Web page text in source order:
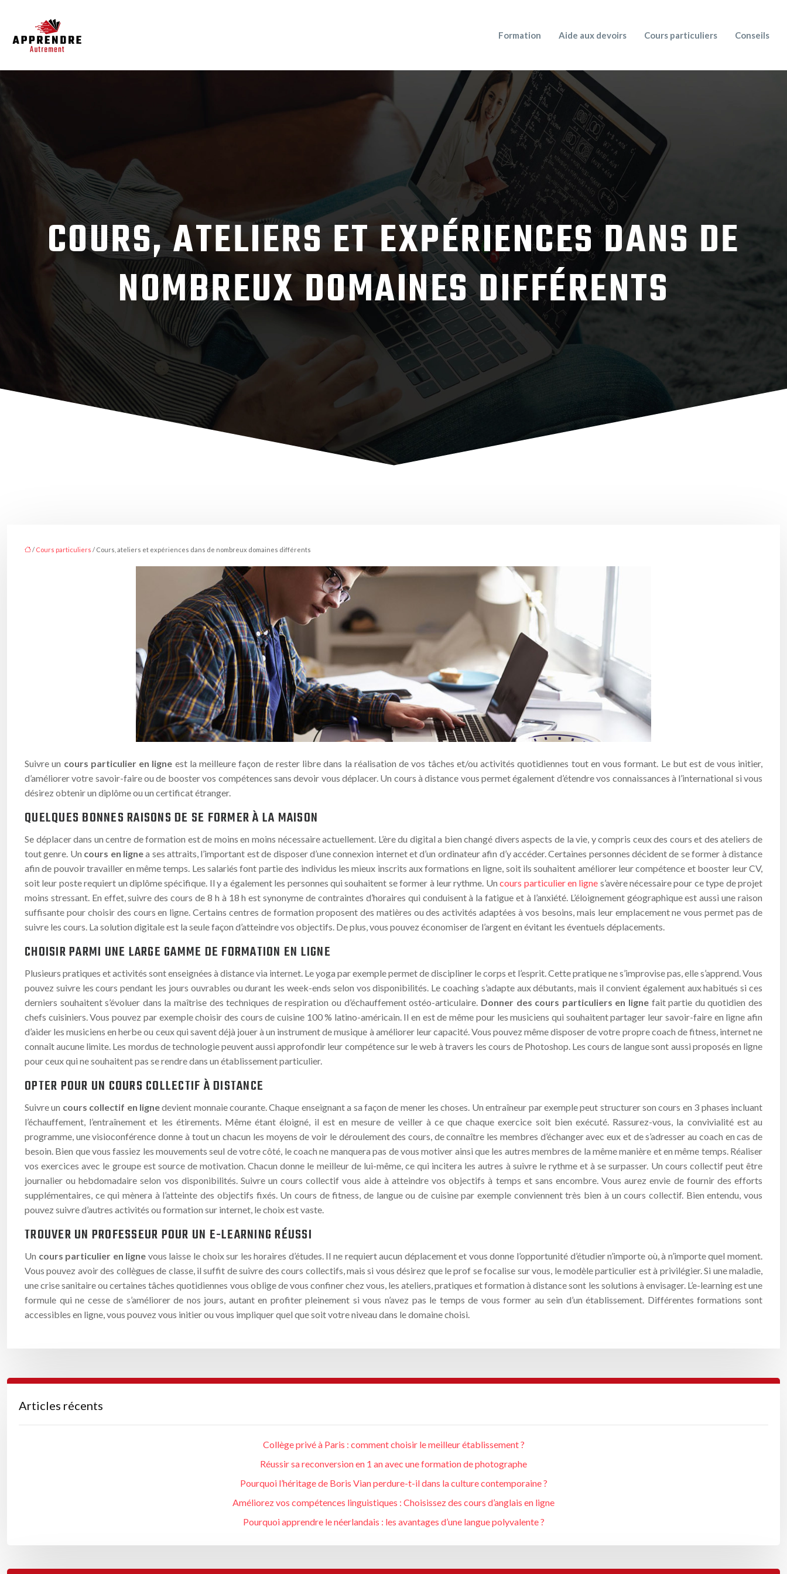
Formation Aide aux devoirs Cours particuliers Conseils
COURS, ATELIERS ET EXPÉRIENCES DANS DE
NOMBREUX DOMAINES DIFFÉRENTS
/ Cours particuliers / Cours, ateliers et expériences dans de nombreux domaines différents
Suivre un cours particulier en ligne est la meilleure façon de rester libre dans la réalisation de vos tâches et/ou activités quotidiennes tout en vous formant. Le but est de vous initier,
d’améliorer votre savoir-faire ou de booster vos compétences sans devoir vous déplacer. Un cours à distance vous permet également d’étendre vos connaissances à l’international si vous
désirez obtenir un diplôme ou un certificat étranger.
QUELQUES BONNES RAISONS DE SE FORMER À LA MAISON
Se déplacer dans un centre de formation est de moins en moins nécessaire actuellement. L’ère du digital a bien changé divers aspects de la vie, y compris ceux des cours et des ateliers de
tout genre. Un cours en lignea ses attraits, l’important est de disposer d’une connexion internet et d’un ordinateur afin d’y accéder. Certaines personnes décident de se former à distance
afin de pouvoir travailler en même temps. Les salariés font partie des individus les mieux inscrits aux formations en ligne, soit ils souhaitent améliorer leur compétence et booster leur CV,
soit leur poste requiert un diplôme spécifique. Il y a également les personnes qui souhaitent se former à leur rythme. Uncours particulier en ligne s’avère nécessaire pour ce type de projet
moins stressant. En effet, suivre des cours de 8 h à 18 h est synonyme de contraintes d’horaires qui conduisent à la fatigue et à l’anxiété. L’éloignement géographique est aussi une raison
suffisante pour choisir des cours en ligne. Certains centres de formation proposent des matières ou des activités adaptées à vos besoins, mais leur emplacement ne vous permet pas de
suivre les cours. La solution digitale est la seule façon d’atteindre vos objectifs. De plus, vous pouvez économiser de l’argent en évitant les éventuels déplacements.
CHOISIR PARMI UNE LARGE GAMME DE FORMATION EN LIGNE
Plusieurs pratiques et activités sont enseignées à distance via internet. Le yoga par exemple permet de discipliner le corps et l’esprit. Cette pratique ne s’improvise pas, elle s’apprend. Vous
pouvez suivre les cours pendant les jours ouvrables ou durant les week-ends selon vos disponibilités. Le coaching s’adapte aux débutants, mais il convient également aux habitués si ces
derniers souhaitent s’évoluer dans la maîtrise des techniques de respiration ou d’échauffement ostéo-articulaire. Donner des cours particuliers en lignefait partie du quotidien des
chefs cuisiniers. Vous pouvez par exemple choisir des cours de cuisine 100 % latino-américain. Il en est de même pour les musiciens qui souhaitent partager leur savoir-faire en ligne afin
d’aider les musiciens en herbe ou ceux qui savent déjà jouer à un instrument de musique à améliorer leur capacité. Vous pouvez même disposer de votre propre coach de fitness, internet ne
connaît aucune limite. Les mordus de technologie peuvent aussi approfondir leur compétence sur le web à travers les cours de Photoshop. Les cours de langue sont aussi proposés en ligne
pour ceux qui ne souhaitent pas se rendre dans un établissement particulier.
OPTER POUR UN COURS COLLECTIF À DISTANCE
Suivre un cours collectif en lignedevient monnaie courante. Chaque enseignant a sa façon de mener les choses. Un entraîneur par exemple peut structurer son cours en 3 phases incluant
l’échauffement, l’entraînement et les étirements. Même étant éloigné, il est en mesure de veiller à ce que chaque exercice soit bien exécuté. Rassurez-vous, la convivialité est au
programme, une visioconférence donne à tout un chacun les moyens de voir le déroulement des cours, de connaître les membres d’échanger avec eux et de s’adresser au coach en cas de
besoin. Bien que vous fassiez les mouvements seul de votre côté, le coach ne manquera pas de vous motiver ainsi que les autres membres de la même manière et en même temps. Réaliser
vos exercices avec le groupe est source de motivation. Chacun donne le meilleur de lui-même, ce qui incitera les autres à suivre le rythme et à se surpasser. Un cours collectif peut être
journalier ou hebdomadaire selon vos disponibilités. Suivre un cours collectif vous aide à atteindre vos objectifs à temps et sans encombre. Vous aurez envie de fournir des efforts
supplémentaires, ce qui mènera à l’atteinte des objectifs fixés. Un cours de fitness, de langue ou de cuisine par exemple conviennent très bien à un cours collectif. Bien entendu, vous
pouvez suivre d’autres activités ou formation sur internet, le choix est vaste.
TROUVER UN PROFESSEUR POUR UN E-LEARNING RÉUSSI
Un cours particulier en ligne vous laisse le choix sur les horaires d’études. Il ne requiert aucun déplacement et vous donne l’opportunité d’étudier n’importe où, à n’importe quel moment.
Vous pouvez avoir des collègues de classe, il suffit de suivre des cours collectifs, mais si vous désirez que le prof se focalise sur vous, le modèle particulier est à privilégier. Si une maladie,
une crise sanitaire ou certaines tâches quotidiennes vous oblige de vous confiner chez vous, les ateliers, pratiques et formation à distance sont les solutions à envisager. L’e-learning est une
formule qui ne cesse de s’améliorer de nos jours, autant en profiter pleinement si vous n’avez pas le temps de vous former au sein d’un établissement. Différentes formations sont
accessibles en ligne, vous pouvez vous initier ou vous impliquer quel que soit votre niveau dans le domaine choisi.
Articles récents
Collège privé à Paris : comment choisir le meilleur établissement ?
Réussir sa reconversion en 1 an avec une formation de photographe
Pourquoi l’héritage de Boris Vian perdure-t-il dans la culture contemporaine ?
Améliorez vos compétences linguistiques : Choisissez des cours d’anglais en ligne
Pourquoi apprendre le néerlandais : les avantages d’une langue polyvalente ?